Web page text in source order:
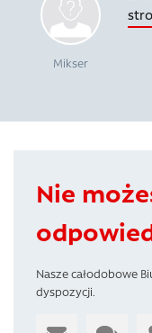
Mikser
Nie
Nasze całodobowe
dyspozycji.